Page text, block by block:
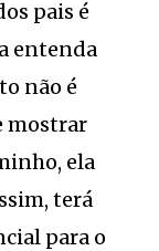
pais é
entenda
não é
mostrar
ela
terá
para o